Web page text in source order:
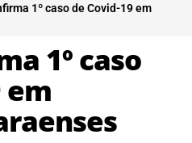
1º caso de Covid-19 em
1º caso
em